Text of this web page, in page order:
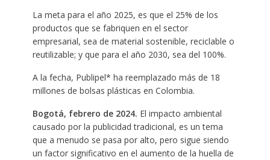
La meta para el año 2025, es que el 25% de los
productos que se fabriquen en el sector
empresarial, sea de material sostenible, reciclable o
reutilizable; y que para el año 2030, sea del 100%.
A la fecha, Publipel* ha reemplazado más de 18
millones de bolsas plásticas en Colombia.
Bogotá, febrero de 2024. El impacto ambiental
causado por la publicidad tradicional, es un tema
que a menudo se pasa por alto, pero sigue siendo
un factor significativo en el aumento de la huella de